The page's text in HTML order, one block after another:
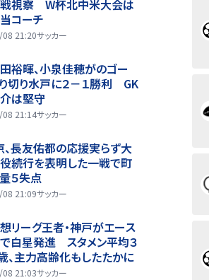
視察 W杯北中米大会は
コーチ
21:20サッカー
田裕暉、小泉佳穂がのゴー
切り水戸に２－１勝利 GK
は堅守
21:14サッカー
、長友佑都の応援実らず大
続行を表明した一戦で町
５失点
21:09サッカー
リーグ王者・神戸がエース
白星発進 スタメン平均３
歳、主力高齢化もしたたかに
21:03サッカー